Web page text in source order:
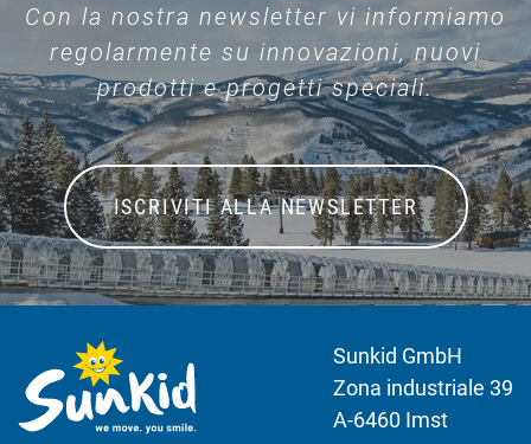
Con la nostra newsletter vi informiamo
regolarmente su innovazioni, nuovi
prodotti e progetti speciali.
ISCRIVITI ALLA NEWSLETTER
Sunkid GmbH
Zona industriale 39
A-6460 Imst